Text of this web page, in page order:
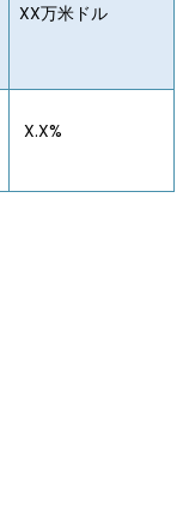
XX万米ドル
X.X%